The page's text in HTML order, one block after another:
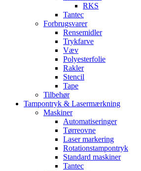
RKS
Tantec
Forbrugsvarer
Rensemidler
Trykfarve
Væv
Polyesterfolie
Rakler
Stencil
Tape
Tilbehør
Tampontryk & Lasermærkning
Maskiner
Automatiseringer
Tørreovne
Laser markering
Rotationstampontryk
Standard maskiner
Tantec